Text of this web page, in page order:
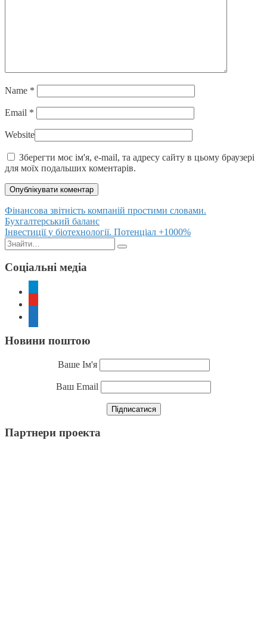
Name *
Email *
Website
Зберегти моє ім'я, e-mail, та адресу сайту в цьому браузері
для моїх подальших коментарів.
Posts
navigation
Фінансова звітність компаній простими словами.
Бухгалтерський баланс
Інвестиції у біотехнології. Потенціал +1000%
Пошук:
Соціальні медіа
Новини поштою
Ваше Ім'я
Ваш Email
Партнери проекта